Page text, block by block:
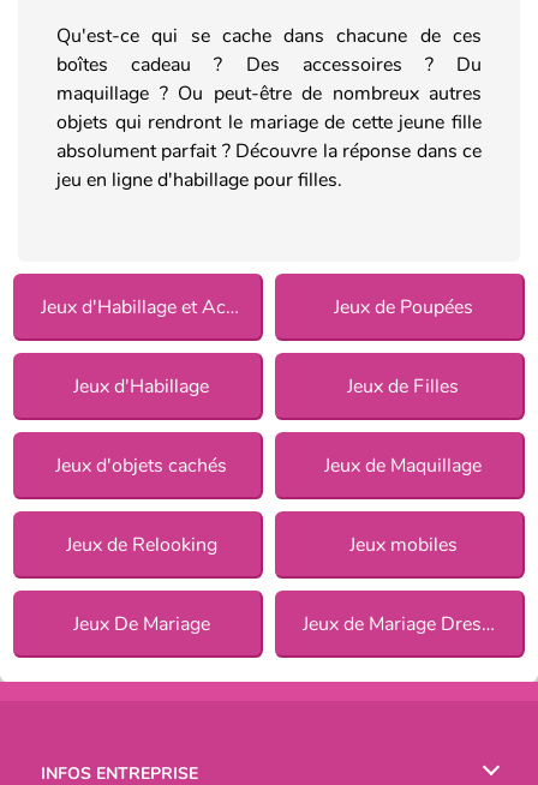
Qu'est-ce qui se cache dans chacune de ces
boîtes cadeau ? Des accessoires ? Du
maquillage ? Ou peut-être de nombreux autres
objets qui rendront le mariage de cette jeune fille
absolument parfait ? Découvre la réponse dans ce
jeu en ligne d'habillage pour filles.
Jeux d'Habillage et Accessoires Jeux de Poupées
Jeux d'Habillage Jeux de Filles
Jeux d'objets cachés Jeux de Maquillage
Jeux de Relooking Jeux mobiles
Jeux De Mariage Jeux de Mariage Dress Up pour Filles
INFOS ENTREPRISE